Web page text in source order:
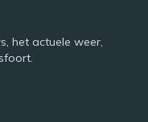
het actuele weer,